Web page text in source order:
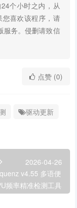
个小时之内，从
喜欢该程序，请
服务。侵删请致信
点赞 (0)
驱动更新
2026-04-26
v4.55 多语便
频率精准检测工具